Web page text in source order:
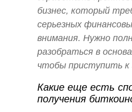
бизнес, который
серьезных
внимания. Нужно
разобраться в
чтобы приступить к
Какие еще есть
получения